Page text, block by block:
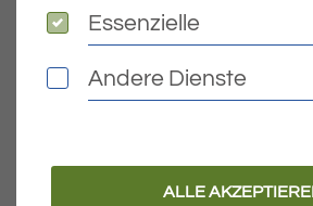
Schmid, Gudrun, Schlatt
Plümer, Tobias, Mariabrunn
Essenzielle
Essenzielle
Andere Dienste
Andere Dienste
ALLE